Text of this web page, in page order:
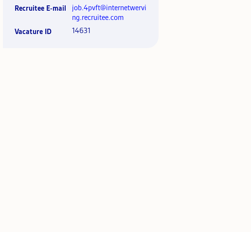
Recruitee E-mail
job.4pvft@internetwervi
ng.recruitee.com
Vacature ID
14631